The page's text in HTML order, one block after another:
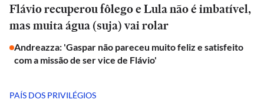
Flávio recuperou fôlego e Lula não é imbatível,
mas muita água (suja) vai rolar
Andreazza: 'Gaspar não pareceu muito feliz e satisfeito
com a missão de ser vice de Flávio'
PAÍS DOS PRIVILÉGIOS